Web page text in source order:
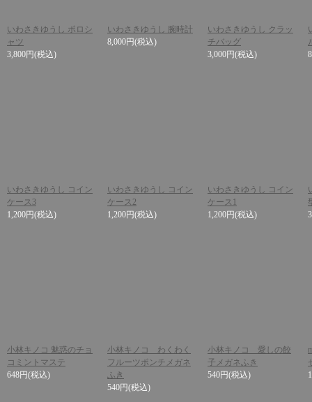
いわさきゆうし ポロシ
ャツ
3,800円(税込)
いわさきゆうし 腕時計
8,000円(税込)
いわさきゆうし クラッ
チバッグ
3,000円(税込)
いわさきゆうし コイン
ケース3
1,200円(税込)
いわさきゆうし コイン
ケース2
1,200円(税込)
いわさきゆうし コイン
ケース1
1,200円(税込)
小林キノコ 魅惑のチョ
コミントマステ
648円(税込)
小林キノコ わくわく
フルーツポンチメガネ
ふき
540円(税込)
小林キノコ 愛しの餃
子メガネふき
540円(税込)